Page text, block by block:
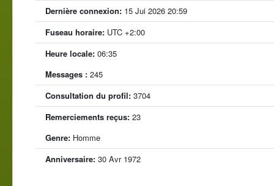
Dernière connexion: 15 Jui 2026 20:59
Fuseau horaire: UTC +2:00
Heure locale: 06:35
Messages : 245
Consultation du profil: 3704
Remerciements reçus: 23
Genre: Homme
Anniversaire: 30 Avr 1972